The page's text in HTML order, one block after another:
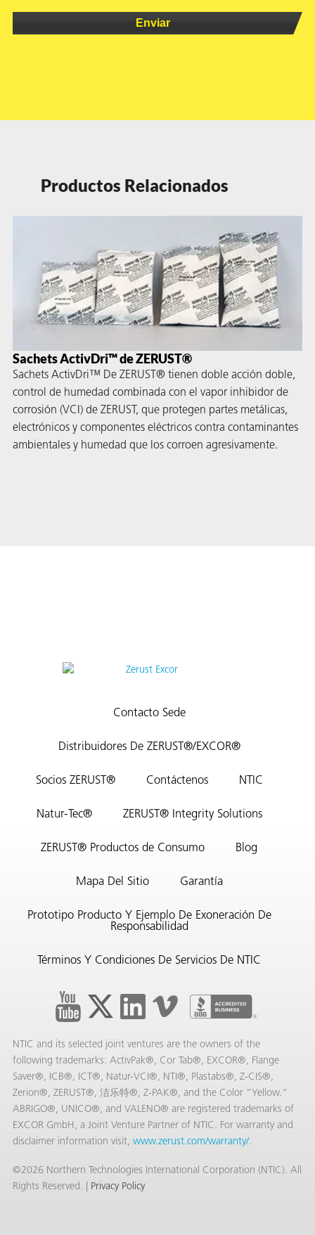
Productos Relacionados
Sachets ActivDri™ de ZERUST®
Sachets ActivDri™ De ZERUST® tienen doble acción doble,
control de humedad combinada con el vapor inhibidor de
corrosión (VCI) de ZERUST, que protegen partes metálicas,
electrónicos y componentes eléctricos contra contaminantes
ambientales y humedad que los corroen agresivamente.
Contacto Sede
Distribuidores De ZERUST®/EXCOR®
Socios ZERUST® Contáctenos NTIC
Natur-Tec® ZERUST® Integrity Solutions
ZERUST® Productos de Consumo Blog
Mapa Del Sitio Garantía
Prototipo Producto Y Ejemplo De Exoneración De
Responsabilidad
Términos Y Condiciones De Servicios De NTIC
NTIC and its selected joint ventures are the owners of the
following trademarks: ActivPak®, Cor Tab®, EXCOR®, Flange
Saver®, ICB®, ICT®, Natur-VCI®, NTI®, Plastabs®, Z-CIS®,
Zerion®, ZERUST®, 洁乐特®, Z-PAK®, and the Color “Yellow.”
ABRIGO®, UNICO®, and VALENO® are registered trademarks of
EXCOR GmbH, a Joint Venture Partner of NTIC. For warranty and
disclaimer information visit, www.zerust.com/warranty/.
©2026 Northern Technologies International Corporation (NTIC). All
Rights Reserved. | Privacy Policy